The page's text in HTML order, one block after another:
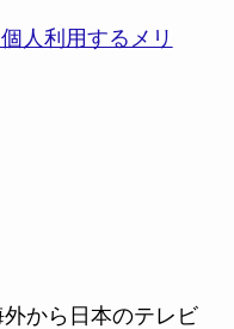
人利用するメリ
から日本のテレビ